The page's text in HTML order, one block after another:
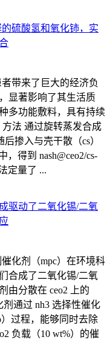
硫酸氢和氧化铈，实
带来了巨大的经济负
显著影响了其生活质
多功能敷料，具有持续
法 通过旋转蒸发合成
掺入与壳干散（cs）
得到 nash@ceo2/cs-
定量了 ...
驱动了二氧化锡/二氧
化剂（mpc）在环境科
合成了二氧化锡/二氧
由分散在 ceo2 上的
剂通过 nh3 选择性催化
）过程，能够同时去除
负载（10 wt%）的催